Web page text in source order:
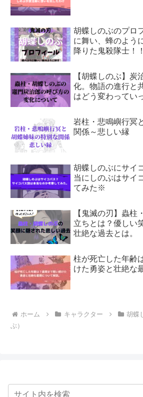
胡蝶しのぶのプロ
に舞い、蜂のよう
降りた鬼殺隊士！！
【胡蝶しのぶ】炭
化。物語の進行と
はどう変わってい
岩柱・悲鳴嶼行冥
関係～悲しい縁
胡蝶しのぶにサイ
当にしのぶはサイ
てみた※
【鬼滅の刃】蟲柱
立ちとは？優しい
壮絶な過去とは。
柱が死亡した年齢
けた勇姿と壮絶な
ホーム キャラクター
胡蝶
ぶ）